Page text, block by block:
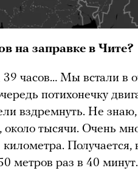
на заправке в Чите?
часов… Мы встали в
потихонечку
вздремнуть. Не
тысячи. Очень
Получается,
метров раз в 40 минут.